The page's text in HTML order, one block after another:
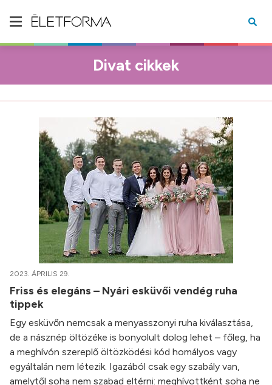
Divat cikkek
2023. ÁPRILIS 29.
Friss és elegáns – Nyári esküvői vendég ruha
tippek
Egy esküvőn nemcsak a menyasszonyi ruha kiválasztása,
de a násznép öltözéke is bonyolult dolog lehet – főleg, ha
a meghívón szereplő öltözködési kód homályos vagy
egyáltalán nem létezik. Igazából csak egy szabály van,
amelytől soha nem szabad eltérni: meghívottként soha ne